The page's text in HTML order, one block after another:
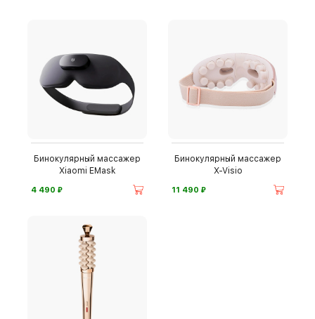
Бинокулярный массажер
Xiaomi EMask
4 490 ⃏
Бинокулярный массажер
X-Visio
11 490 ⃏